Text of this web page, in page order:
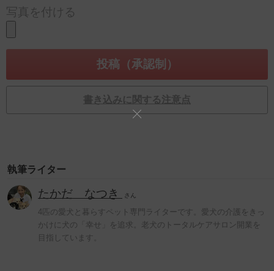
写真を付ける
書き込みに関する注意点
執筆ライター
たかだ なつき さん
4匹の愛犬と暮らすペット専門ライターです。愛犬の介護をきっ
かけに犬の「幸せ」を追求。老犬のトータルケアサロン開業を
目指しています。